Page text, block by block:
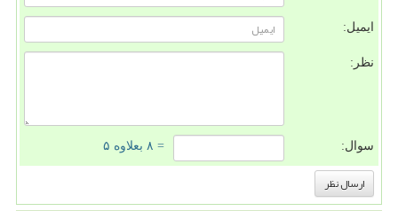
ایمیل:
نظر:
سوال: = ۸ بعلاوه ۵